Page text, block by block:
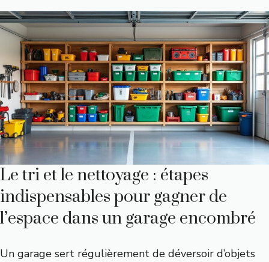
Le tri et le nettoyage : étapes
indispensables pour gagner de
l’espace dans un garage encombré
Un garage sert régulièrement de déversoir d’objets